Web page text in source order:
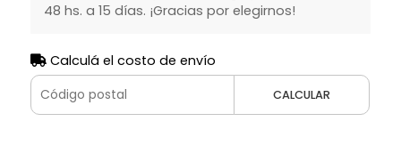
48 hs. a 15 días. ¡Gracias por elegirnos!
Calculá el costo de envío
CALCULAR